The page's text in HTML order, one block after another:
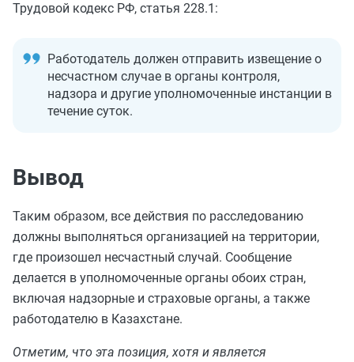
Трудовой кодекс РФ, статья 228.1:
Работодатель должен отправить извещение о
несчастном случае в органы контроля,
надзора и другие уполномоченные инстанции в
течение суток.
Вывод
Таким образом, все действия по расследованию
должны выполняться организацией на территории,
где произошел несчастный случай. Сообщение
делается в уполномоченные органы обоих стран,
включая надзорные и страховые органы, а также
работодателю в Казахстане.
Отметим, что эта позиция, хотя и является